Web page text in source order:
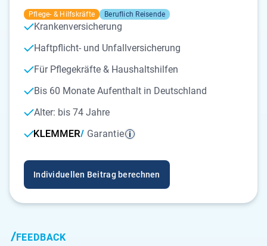
Pflege- & Hilfskräfte Beruflich Reisende
Krankenversicherung
Haftpflicht- und Unfallversicherung
Für Pflegekräfte & Haushaltshilfen
Bis 60 Monate Aufenthalt in Deutschland
Alter: bis 74 Jahre
Garantie
Individuellen Beitrag berechnen
FEEDBACK